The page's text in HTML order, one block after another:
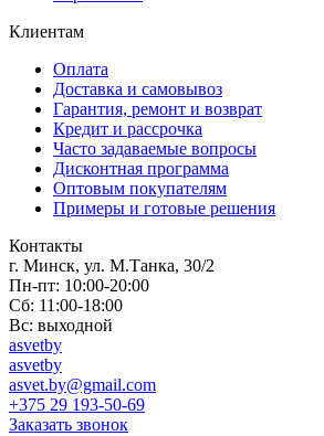
Клиентам
Оплата
Доставка и самовывоз
Гарантия, ремонт и возврат
Кредит и рассрочка
Часто задаваемые вопросы
Дисконтная программа
Оптовым покупателям
Примеры и готовые решения
Контакты
г. Минск, ул. М.Танка, 30/2
Пн-пт: 10:00-20:00
Сб: 11:00-18:00
Вс: выходной
asvetby
asvetby
asvet.by@gmail.com
+375 29 193-50-69
Заказать звонок